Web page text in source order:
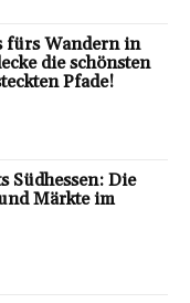
fürs Wandern in
die schönsten
Pfade!
Südhessen: Die
Märkte im